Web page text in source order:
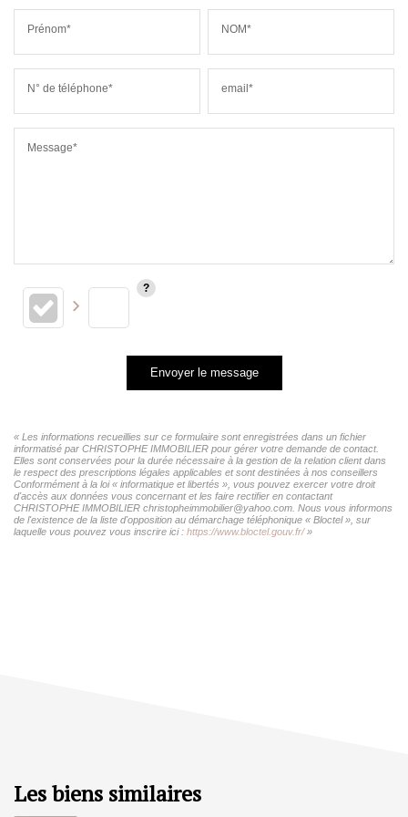
Prénom* NOM*
N° de téléphone* email*
Message*
Envoyer le message
« Les informations recueillies sur ce formulaire sont enregistrées dans un fichier
informatisé par CHRISTOPHE IMMOBILIER pour gérer votre demande de contact.
Elles sont conservées pour la durée nécessaire à la gestion de la relation client dans
le respect des prescriptions légales applicables et sont destinées à nos conseillers
Conformément à la loi « informatique et libertés », vous pouvez exercer votre droit
d'accès aux données vous concernant et les faire rectifier en contactant
CHRISTOPHE IMMOBILIER christopheimmobilier@yahoo.com. Nous vous informons
de l'existence de la liste d'opposition au démarchage téléphonique « Bloctel », sur
laquelle vous pouvez vous inscrire ici : https://www.bloctel.gouv.fr/»
Les biens similaires